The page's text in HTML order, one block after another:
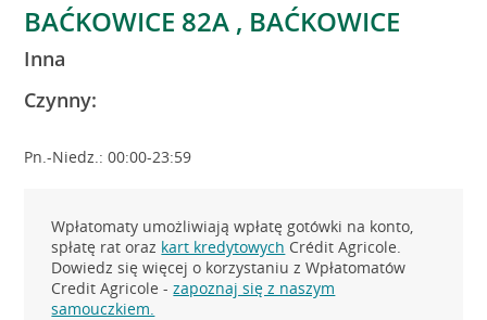
BAĆKOWICE 82A , BAĆKOWICE
Inna
Czynny:
Pn.-Niedz.: 00:00-23:59
Wpłatomaty umożliwiają wpłatę gotówki na konto,
spłatę rat oraz kart kredytowych Crédit Agricole.
Dowiedz się więcej o korzystaniu z Wpłatomatów
Credit Agricole -zapoznaj się z naszym
samouczkiem.